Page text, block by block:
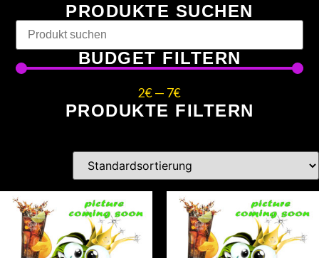
PRODUKTE SUCHEN
BUDGET FILTERN
2€— 7€
PRODUKTE FILTERN